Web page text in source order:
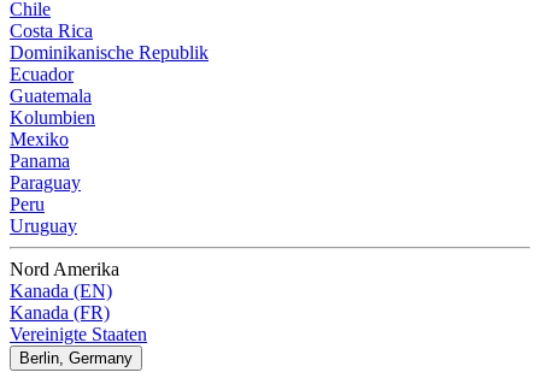
Chile
Costa Rica
Dominikanische Republik
Ecuador
Guatemala
Kolumbien
Mexiko
Panama
Paraguay
Peru
Uruguay
Nord Amerika
Kanada (EN)
Kanada (FR)
Vereinigte Staaten
Berlin, Germany